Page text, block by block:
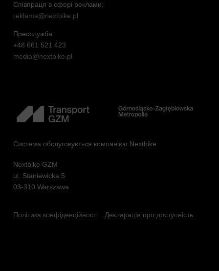
Співпраця в сфері реклами:
reklama@nextbike.pl
Пресслужба:
+48 661 521 423
media@nextbike.pl
Система обслуговується компанією Nextbike
Nextbike GZM
ul. Staniewicka 5
03-310 Warszawa
Політика конфіденційності Декларація про доступність